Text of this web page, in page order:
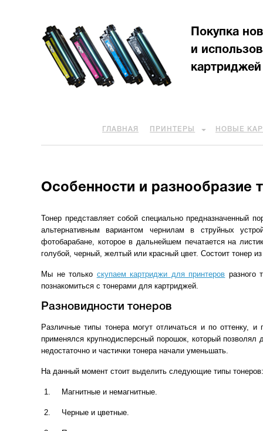
Покупка
и
картриджей
ГЛАВНАЯ ПРИНТЕРЫ НОВЫЕ
Особенности и разнообразие
Тонер представляет собой специально предназначенный
альтернативным вариантом чернилам в струйных
фотобарабане, которое в дальнейшем печатается на
голубой, черный, желтый или красный цвет. Состоит тонер
Мы не только скупаем картриджи для принтеров разного
познакомиться с тонерами для картриджей.
Разновидности тонеров
Различные типы тонера могут отличаться и по оттенку,
применялся крупнодисперсный порошок, который
недостаточно и частички тонера начали уменьшать.
На данный момент стоит выделить следующие типы тонеров:
Магнитные и немагнитные.
Черные и цветные.